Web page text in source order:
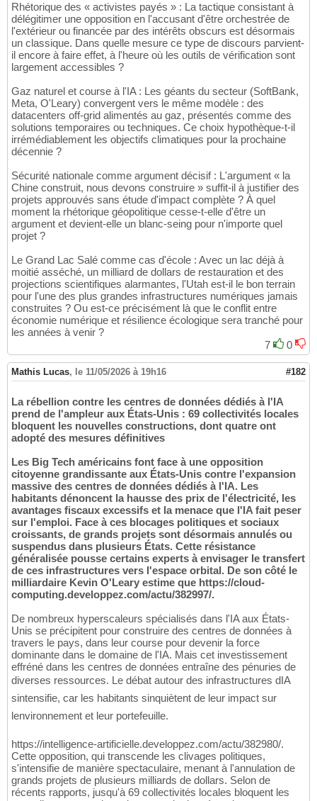
Rhétorique des « activistes payés » : La tactique consistant à
délégitimer une opposition en l'accusant d'être orchestrée de
l'extérieur ou financée par des intérêts obscurs est désormais
un classique. Dans quelle mesure ce type de discours parvient-
il encore à faire effet, à l'heure où les outils de vérification sont
largement accessibles ?
Gaz naturel et course à l'IA : Les géants du secteur (SoftBank,
Meta, O'Leary) convergent vers le même modèle : des
datacenters off-grid alimentés au gaz, présentés comme des
solutions temporaires ou techniques. Ce choix hypothèque-t-il
irrémédiablement les objectifs climatiques pour la prochaine
décennie ?
Sécurité nationale comme argument décisif : L'argument « la
Chine construit, nous devons construire » suffit-il à justifier des
projets approuvés sans étude d'impact complète ? À quel
moment la rhétorique géopolitique cesse-t-elle d'être un
argument et devient-elle un blanc-seing pour n'importe quel
projet ?
Le Grand Lac Salé comme cas d'école : Avec un lac déjà à
moitié asséché, un milliard de dollars de restauration et des
projections scientifiques alarmantes, l'Utah est-il le bon terrain
pour l'une des plus grandes infrastructures numériques jamais
construites ? Ou est-ce précisément là que le conflit entre
économie numérique et résilience écologique sera tranché pour
les années à venir ?
7
0
Mathis Lucas, le 11/05/2026 à 19h16 #182
La rébellion contre les centres de données dédiés à l'IA
prend de l'ampleur aux États-Unis : 69 collectivités locales
bloquent les nouvelles constructions, dont quatre ont
adopté des mesures définitives
Les Big Tech américains font face à une opposition
citoyenne grandissante aux États-Unis contre l'expansion
massive des centres de données dédiés à l'IA. Les
habitants dénoncent la hausse des prix de l'électricité, les
avantages fiscaux excessifs et la menace que l'IA fait peser
sur l'emploi. Face à ces blocages politiques et sociaux
croissants, de grands projets sont désormais annulés ou
suspendus dans plusieurs États. Cette résistance
généralisée pousse certains experts à envisager le transfert
de ces infrastructures vers l'espace orbital. De son côté le
milliardaire Kevin O'Leary estime que https://cloud-
computing.developpez.com/actu/382997/.
De nombreux hyperscaleurs spécialisés dans l'IA aux États-
Unis se précipitent pour construire des centres de données à
travers le pays, dans leur course pour devenir la force
dominante dans le domaine de l'IA. Mais cet investissement
effréné dans les centres de données entraîne des pénuries de
diverses ressources. Le débat autour des infrastructures dIA
sintensifie, car les habitants sinquiètent de leur impact sur
lenvironnement et leur portefeuille.
https://intelligence-artificielle.developpez.com/actu/382980/.
Cette opposition, qui transcende les clivages politiques,
s'intensifie de manière spectaculaire, menant à l'annulation de
grands projets de plusieurs milliards de dollars. Selon de
récents rapports, jusqu'à 69 collectivités locales bloquent les